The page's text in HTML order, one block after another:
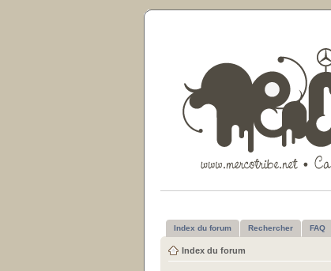
Index du forum Rechercher FAQ
Index du forum